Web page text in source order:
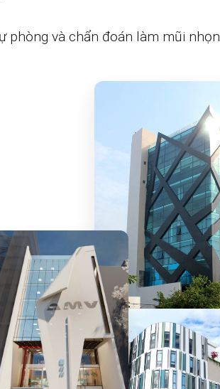
phòng và chẩn đoán làm mũi nhọn